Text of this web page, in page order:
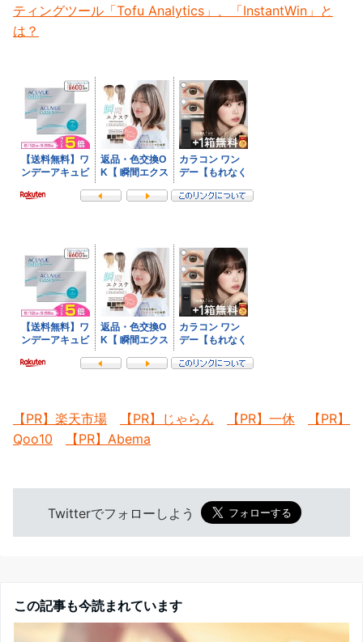
ティングツール「Tofu Analytics」、「InstantWin」と
は？
【PR】楽天市場 【PR】じゃらん 【PR】一休
【PR】
Qoo10
【PR】Abema
Twitterでフォローしよう
この記事も今読まれています